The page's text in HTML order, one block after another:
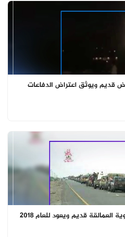
قديم ويوثق اعتراض الدفاعات
الفيديو المتداول لتعزيزات ألوية العمالقة قديم ويعود للعام 2018